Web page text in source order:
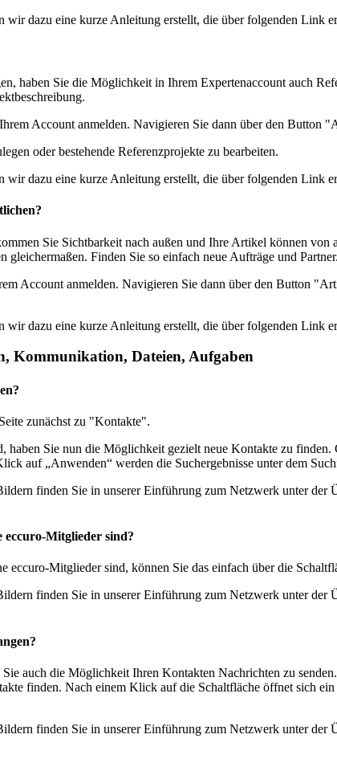
wir dazu eine kurze Anleitung erstellt, die über folgenden Link
haben Sie die Möglichkeit in Ihrem Expertenaccount auch
Account anmelden. Navigieren Sie dann über den Button
oder bestehende Referenzprojekte zu bearbeiten.
wir dazu eine kurze Anleitung erstellt, die über folgenden Link
Sie Sichtbarkeit nach außen und Ihre Artikel können
gleichermaßen. Finden Sie so einfach neue Aufträge und Partner.
Account anmelden. Navigieren Sie dann über den Button
wir dazu eine kurze Anleitung erstellt, die über folgenden Link
Kommunikation, Dateien, Aufgaben
zunächst zu "Kontakte".
haben Sie nun die Möglichkeit gezielt neue Kontakte zu
auf „Anwenden“ werden die Suchergebnisse unter dem
finden Sie in unserer Einführung zum Netzwerk unter der
eccuro-Mitglieder sind?
eccuro-Mitglieder sind, können Sie das einfach über die
finden Sie in unserer Einführung zum Netzwerk unter
auch die Möglichkeit Ihren Kontakten Nachrichten zu
finden. Nach einem Klick auf die Schaltfläche öffnet sich
finden Sie in unserer Einführung zum Netzwerk unter der